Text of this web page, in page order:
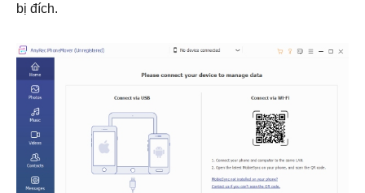
bị đích.